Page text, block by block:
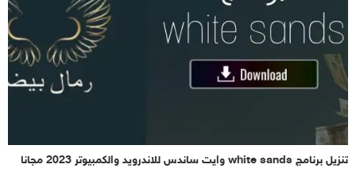
تنزيل برنامج white sands وايت ساندس للاندرويد والكمبيوتر 2023 مجانا